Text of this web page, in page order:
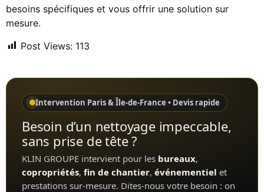
besoins spécifiques et vous offrir une solution sur
mesure.
Post Views: 113
Intervention Paris & Île-de-France • Devis rapide
Besoin d’un nettoyage impeccable,
sans prise de tête ?
KLIN GROUPE intervient pour les bureaux,
copropriétés, fin de chantier, événementiel et
prestations sur-mesure. Dites-nous votre besoin : on